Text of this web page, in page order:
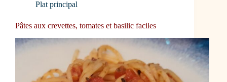
Plat principal
Pâtes aux crevettes, tomates et basilic faciles